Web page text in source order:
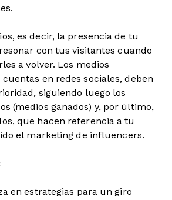
es decir, la presencia de tu
con tus visitantes cuando
a volver. Los medios
en redes sociales, deben
siguiendo luego los
(medios ganados) y, por último,
que hacen referencia a tu
el marketing de influencers.
en estrategias para un giro